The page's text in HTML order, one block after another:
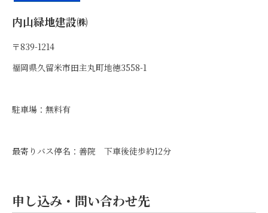
内山緑地建設㈱
〒839-1214
福岡県久留米市田主丸町地徳3558-1
駐車場：無料有
最寄りバス停名：善院 下車後徒歩約12分
申し込み・問い合わせ先